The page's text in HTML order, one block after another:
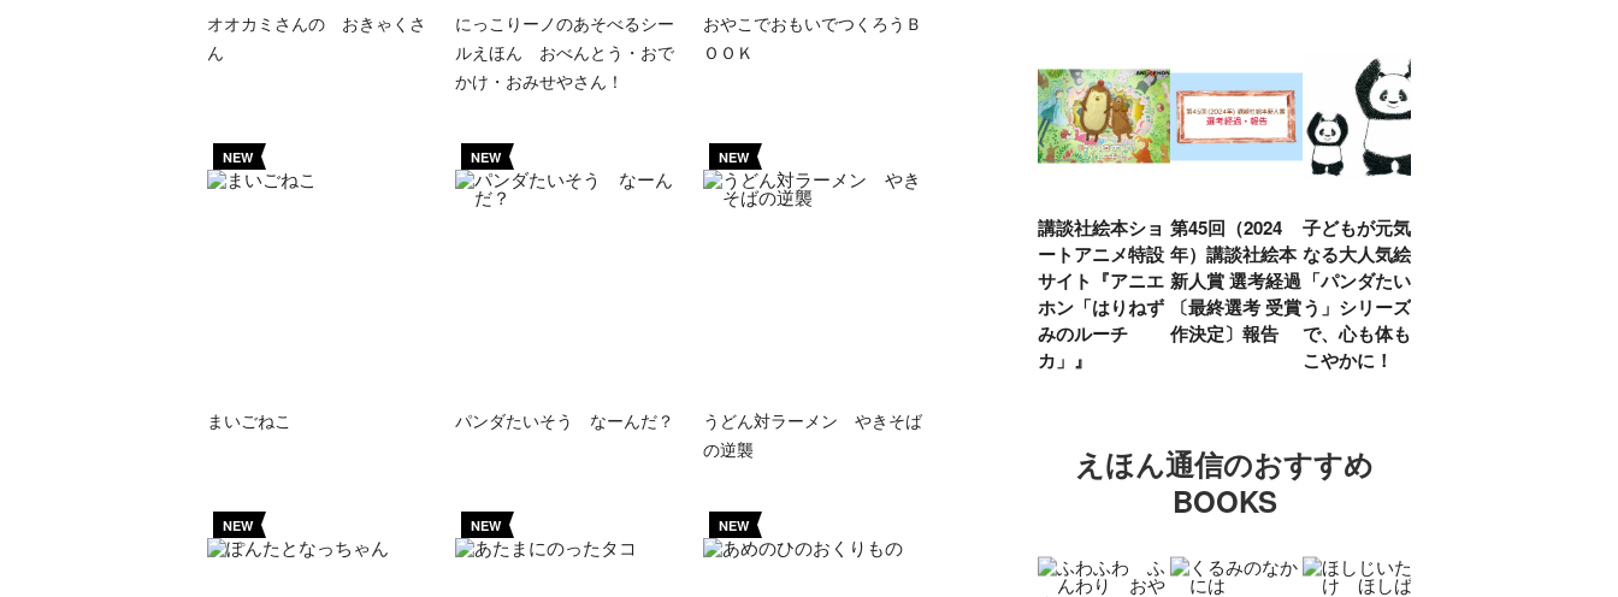
オオカミさんの おきゃくさ
ん
にっこりーノのあそべるシー
ルえほん おべんとう・おで
かけ・おみせやさん！
おやこでおもいでつくろうＢ
ＯＯＫ
NEW
まいごねこ
NEW
パンダたいそう なーんだ？
NEW
うどん対ラーメン やきそば
の逆襲
NEW NEW NEW
講談社絵本ショ
ートアニメ特設
サイト『アニエ
ホン「はりねず
みのルーチ
カ」』
第45回（2024
年）講談社絵本
新人賞 選考経過
〔最終選考 受賞
作決定〕報告
子どもが元気に
なる大人気絵本
「パンダたいそ
う」シリーズ
で、心も体もす
こやかに！
えほん通信のおすすめ
BOOKS